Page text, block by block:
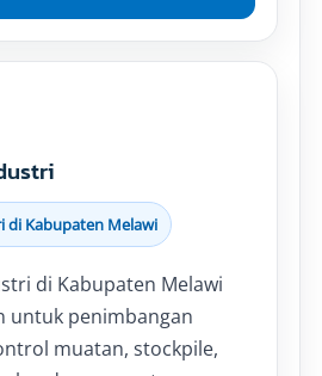
Kabupaten Melawi
di Kabupaten Melawi
untuk penimbangan
muatan, stockpile,